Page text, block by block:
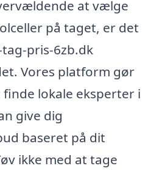
at vælge
på taget, er det
pris-6zb.dk
Vores platform gør
lokale eksperter i
give dig
baseret på dit
ikke med at tage